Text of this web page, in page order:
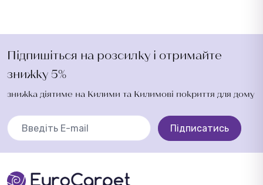
Підпишіться на розсилку і отримайте
знижку 5%
знижка діятиме на Килими та Килимові покриття для дому
Підписатись